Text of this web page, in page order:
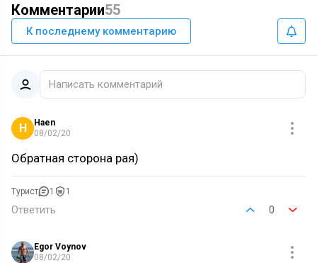
Комментарии55
К последнему комментарию
Написать комментарий
H
Haen
08/02/20
Обратная сторона рая)
Турист 1 1
Ответить 0
Egor Voynov
08/02/20